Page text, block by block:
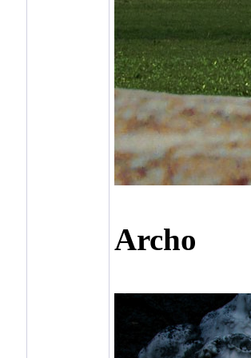
Archo